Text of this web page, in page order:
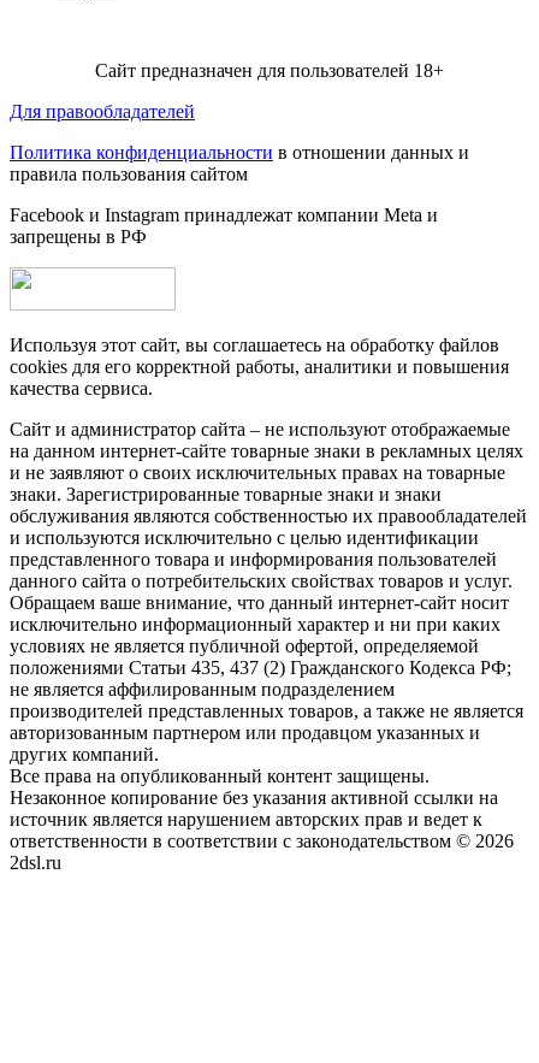
Сайт предназначен для пользователей 18+
Для правообладателей
Политика конфиденциальности в отношении данных и
правила пользования сайтом
Facebook и Instagram принадлежат компании Metа и
запрещены в РФ
Используя этот сайт, вы соглашаетесь на обработку файлов
cookies для его корректной работы, аналитики и повышения
качества сервиса.
Сайт и администратор сайта – не используют отображаемые
на данном интернет-сайте товарные знаки в рекламных целях
и не заявляют о своих исключительных правах на товарные
знаки. Зарегистрированные товарные знаки и знаки
обслуживания являются собственностью их правообладателей
и используются исключительно с целью идентификации
представленного товара и информирования пользователей
данного сайта о потребительских свойствах товаров и услуг.
Обращаем ваше внимание, что данный интернет-сайт носит
исключительно информационный характер и ни при каких
условиях не является публичной офертой, определяемой
положениями Статьи 435, 437 (2) Гражданского Кодекса РФ;
не является аффилированным подразделением
производителей представленных товаров, а также не является
авторизованным партнером или продавцом указанных и
других компаний.
Все права на опубликованный контент защищены.
Незаконное копирование без указания активной ссылки на
источник является нарушением авторских прав и ведет к
ответственности в соответствии с законодательством © 2026
2dsl.ru